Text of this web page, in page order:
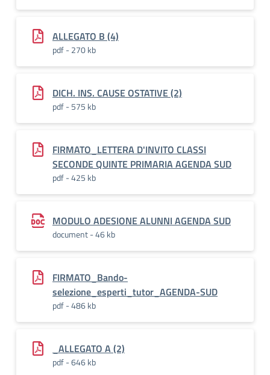
ALLEGATO B (4)
pdf - 270 kb
DICH. INS. CAUSE OSTATIVE (2)
pdf - 575 kb
FIRMATO_LETTERA D'INVITO CLASSI
SECONDE QUINTE PRIMARIA AGENDA SUD
pdf - 425 kb
MODULO ADESIONE ALUNNI AGENDA SUD
document - 46 kb
FIRMATO_Bando-
selezione_esperti_tutor_AGENDA-SUD
pdf - 486 kb
_ALLEGATO A (2)
pdf - 646 kb